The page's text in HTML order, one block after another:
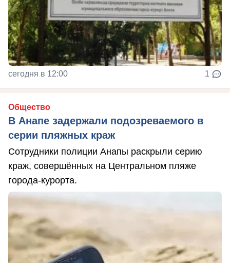
сегодня в 12:00 1
Общество
В Анапе задержали подозреваемого в
серии пляжных краж
Сотрудники полиции Анапы раскрыли серию
краж, совершённых на Центральном пляже
города-курорта.